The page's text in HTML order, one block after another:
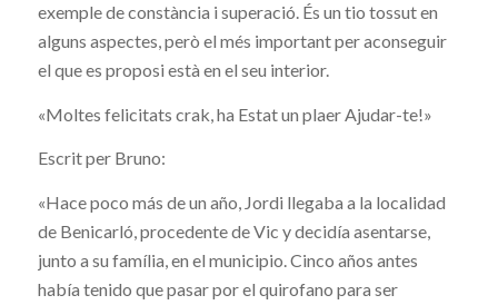
exemple de constància i superació. És un tio tossut en
alguns aspectes, però el més important per aconseguir
el que es proposi està en el seu interior.
«Moltes felicitats crak, ha Estat un plaer Ajudar-te!»
Escrit per Bruno:
«Hace poco más de un año, Jordi llegaba a la localidad
de Benicarló, procedente de Vic y decidía asentarse,
junto a su família, en el municipio. Cinco años antes
había tenido que pasar por el quirofano para ser